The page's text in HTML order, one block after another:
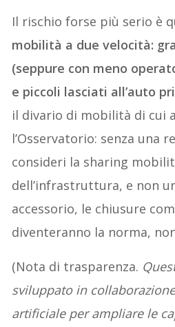
Il rischio forse più serio è
mobilità a due velocità:
(seppure con meno
e piccoli lasciati all’auto
il divario di mobilità di cui
l’Osservatorio: senza una
consideri la sharing
dell’infrastruttura, e non
accessorio, le chiusure
diventeranno la norma, non
(Nota di trasparenza.
sviluppato in
artificiale per ampliare le